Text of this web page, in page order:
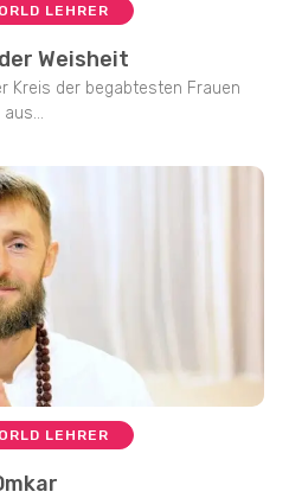
LEHRER
Weisheit
Kreis der begabtesten Frauen
aus...
LEHRER